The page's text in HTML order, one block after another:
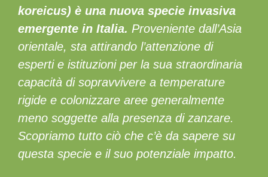
koreicus) è una nuova specie invasiva
emergente in Italia. Proveniente dall’Asia
orientale, sta attirando l’attenzione di
esperti e istituzioni per la sua straordinaria
capacità di sopravvivere a temperature
rigide e colonizzare aree generalmente
meno soggette alla presenza di zanzare.
Scopriamo tutto ciò che c’è da sapere su
questa specie e il suo potenziale impatto.